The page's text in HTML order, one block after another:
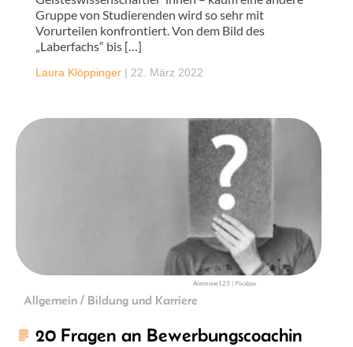
Gruppe von Studierenden wird so sehr mit
Vorurteilen konfrontiert. Von dem Bild des
„Laberfachs“ bis […]
Laura Klöppinger | 22. März 2022
Anemone123 | Pixabay
Allgemein / Bildung und Karriere
20 Fragen an Bewerbungscoachin